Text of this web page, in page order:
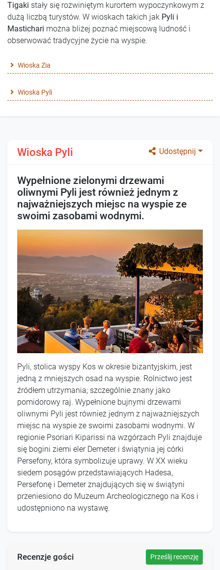
Tigaki stały się rozwiniętym kurortem wypoczynkowym z
dużą liczbą turystów. W wioskach takich jak Pyli i
Mastichari można bliżej poznać miejscową ludność i
obserwować tradycyjne życie na wyspie.
Wioska Zia
Wioska Pyli
Udostępnij
Wioska Pyli
Wypełnione zielonymi drzewami
oliwnymi Pyli jest również jednym z
najważniejszych miejsc na wyspie ze
swoimi zasobami wodnymi.
Pyli, stolica wyspy Kos w okresie bizantyjskim, jest
jedną z mniejszych osad na wyspie. Rolnictwo jest
źródłem utrzymania; szczególnie znany jako
pomidorowy raj. Wypełnione bujnymi drzewami
oliwnymi Pyli jest również jednym z najważniejszych
miejsc na wyspie ze swoimi zasobami wodnymi. W
regionie Psoriari Kiparissi na wzgórzach Pyli znajduje
się bogini ziemi eler Demeter i świątynia jej córki
Persefony, która symbolizuje uprawy. W XX wieku
siedem posągów przedstawiających Hadesa,
Persefonę i Demeter znajdujących się w świątyni
przeniesiono do Muzeum Archeologicznego na Kos i
udostępniono na wystawę.
Recenzje gości Prześlij recenzję